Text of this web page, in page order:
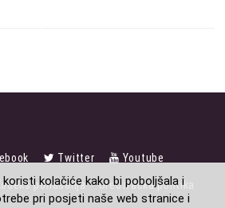
Twitter Youtube
ponašanja Uređivačka politika
kolačiće kako bi poboljšala i
pri posjeti naše web stranice i